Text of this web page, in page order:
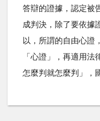
答辯的證據，認定被
成判決，除了要依據
以，所謂的自由心證
「心證」，再適用
怎麼判就怎麼判」，